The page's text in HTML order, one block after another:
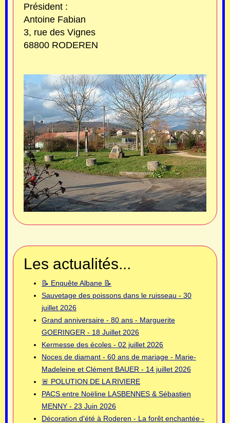
Président :
Antoine Fabian
3, rue des Vignes
68800 RODEREN
Les actualités...
📝 Enquête Albane 📝
Sauvetage des poissons dans le ruisseau - 30
juillet 2026
Grand anniversaire - 80 ans - Marguerite
GOERINGER - 18 Juillet 2026
Kermesse des écoles - 02 juillet 2026
Noces de diamant - 60 ans de mariage - Marie-
Madeleine et Clément BAUER - 14 juillet 2026
🚨 POLUTION DE LA RIVIERE
PACS entre Noëline LASBENNES & Sébastien
MENNY - 23 Juin 2026
Décoration d'été à Roderen - La forêt enchantée -